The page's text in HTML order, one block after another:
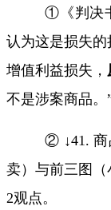
①《判决
认为这是损失的
增值利益损失，
不是涉案商品。
② ↓41.
卖）与前三图
2观点。